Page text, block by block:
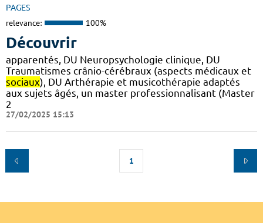
PAGES
relevance: 100%
Découvrir
apparentés, DU Neuropsychologie clinique, DU
Traumatismes crânio-cérébraux (aspects médicaux et
sociaux), DU Arthérapie et musicothérapie adaptés
aux sujets âgés, un master professionnalisant (Master
2
27/02/2025 15:13
1